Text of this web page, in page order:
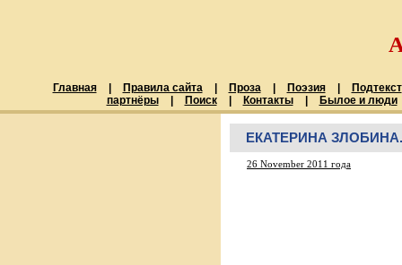
Главная Правила сайта Проза Поэзия
Подтекст
партнёры
Поиск Контакты Былое и люди
ЕКАТЕРИНА
26 November 2011 года